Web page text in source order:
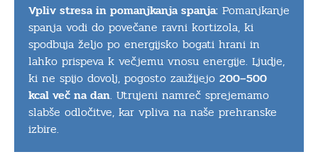
Vpliv stresa in pomanjkanja spanja: Pomanjkanje
spanja vodi do povečane ravni kortizola, ki
spodbuja željo po energijsko bogati hrani in
lahko prispeva k večjemu vnosu energije. Ljudje,
ki ne spijo dovolj, pogosto zaužijejo 200–500
kcal več na dan. Utrujeni namreč sprejemamo
slabše odločitve, kar vpliva na naše prehranske
izbire.